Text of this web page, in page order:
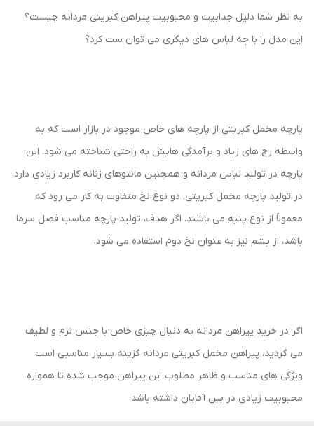
به نظر شما دلیل جذابیت و محبوبیت پیراهن کبریتی مردانه چیست؟
این مدل را با چه لباس های دیگری می توان ست کرد؟
پارچه مخمل کبریتی از پارچه های خاص موجود در بازار است که به
واسطه رج های زیاد و برآمدگی هایش به راحتی شناخته می شود. این
پارچه در تولید لباس مردانه و همچنین مانتوهای زنانه کاربرد زیادی دارد.
در تولید پارچه مخمل کبریتی، دو نوع نخ متفاوت به کار می رود که
معمولاً از نوع پنبه می باشند. اگر هدف، تولید پارچه مناسب فصل سرما
باشد، از پشم نیز به عنوان نخ دوم استفاده می شود.
اگر در خرید پیراهن مردانه به دنبال چیزی خاص با جنس نرم و لطیف
می گردید، پیراهن مخمل کبریتی مردانه گزینه بسیار مناسبی است.
ویژگی های مناسب و ظاهر مطلوب این پیراهن موجب شده تا همواره
محبوبیت زیادی در بین آقایان داشته باشد.